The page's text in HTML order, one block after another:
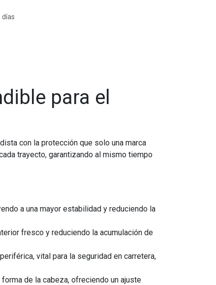
días
para el
con la protección que solo una marca
trayecto, garantizando al mismo tiempo
a una mayor estabilidad y reduciendo la
fresco y reduciendo la acumulación de
vital para la seguridad en carretera,
de la cabeza, ofreciendo un ajuste